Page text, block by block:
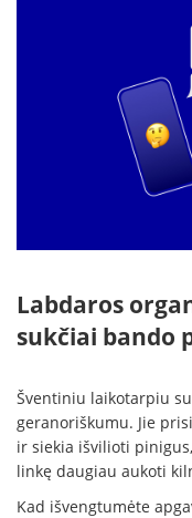
Labdaros
sukčiai bando
Šventiniu laikotarpiu
geranoriškumu. Jie
ir siekia išvilioti
linkę daugiau aukoti
Kad išvengtumėte